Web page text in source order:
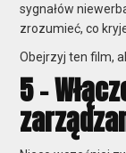
sygnałów
zrozumieć, co
Obejrzyj ten film,
5 -